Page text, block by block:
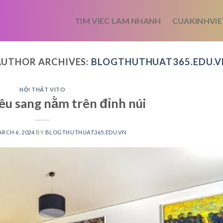
TIM VIEC LAM NHANH
ARCHIVES:
NỘI THẤT VITO
sang nằm trên đỉnh núi
6, 2024 BY BLOGTHUTHUAT365.EDU.VN